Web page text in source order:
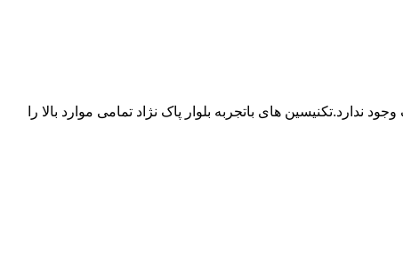
های باتجربه بلوار پاک نژاد تمامی موارد بالا را